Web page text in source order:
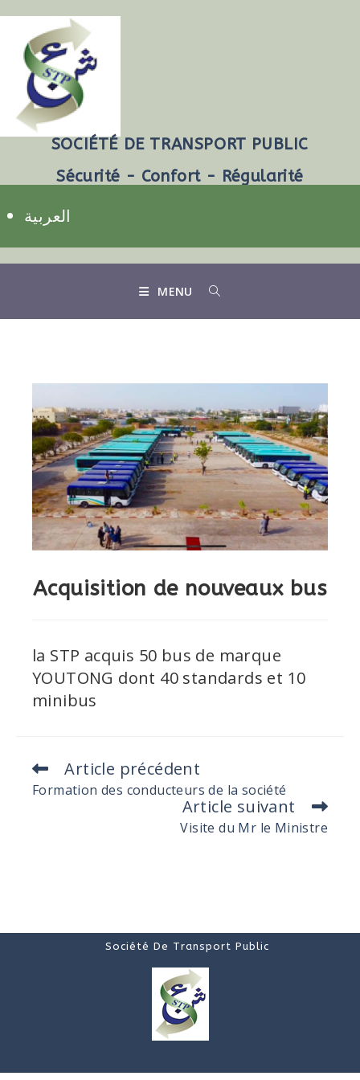
SOCIÉTÉ DE TRANSPORT PUBLIC
Sécurité - Confort - Régularité
العربية
MENU
Acquisition de nouveaux bus
la STP acquis 50 bus de marque
YOUTONG dont 40 standards et 10
minibus
Article précédent
Formation des conducteurs de la société
Article suivant
Visite du Mr le Ministre
Société De Transport Public